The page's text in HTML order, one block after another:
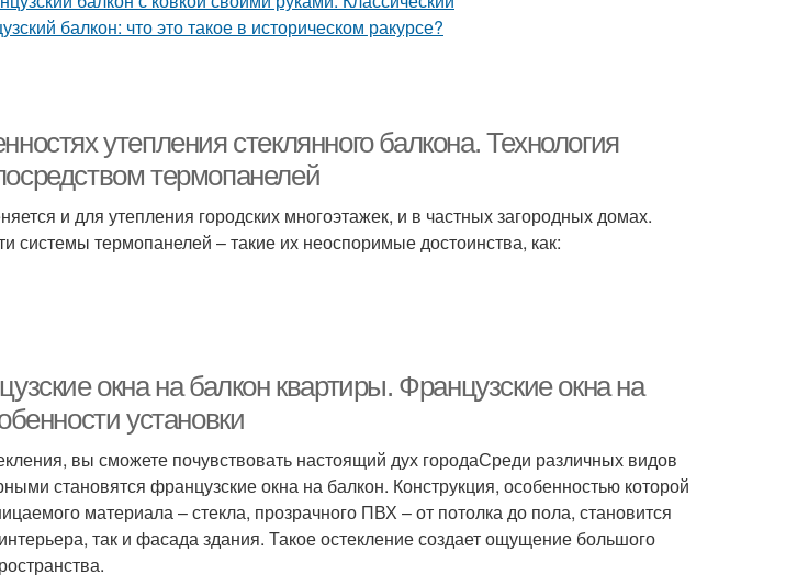
утепления стеклянного балкона. Технология
термопанелей
и для утепления городских многоэтажек, и в частных загородных домах.
системы термопанелей – такие их неоспоримые достоинства, как:
окна на балкон квартиры. Французские окна на
установки
вы сможете почувствовать настоящий дух городаСреди различных видов
становятся французские окна на балкон. Конструкция, особенностью которой
материала – стекла, прозрачного ПВХ – от потолка до пола, становится
так и фасада здания. Такое остекление создает ощущение большого